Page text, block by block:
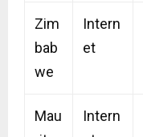
Zim
bab
we
Intern
et
Mau
Intern